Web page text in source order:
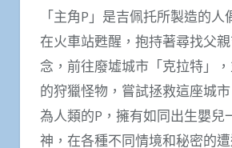
「主角P」是吉佩托所製造的
在火車站甦醒，抱持著尋找父
念，前往廢墟城市「克拉特」
的狩獵怪物，嘗試拯救這座城
為人類的P，擁有如同出生嬰兒
神，在各種不同情境和秘密的